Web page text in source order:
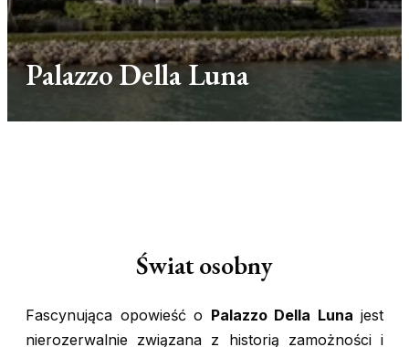
Palazzo Della Luna
Świat osobny
Fascynująca opowieść o Palazzo Della Luna jest
nierozerwalnie związana z historią zamożności i